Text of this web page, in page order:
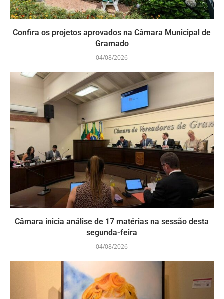
Confira os projetos aprovados na Câmara Municipal de
Gramado
04/08/2026
Câmara inicia análise de 17 matérias na sessão desta
segunda-feira
04/08/2026